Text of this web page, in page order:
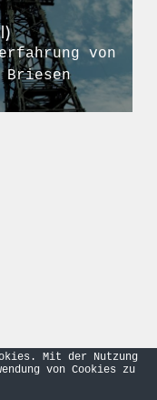
von
Briesen
Mit der Nutzung
von Cookies zu